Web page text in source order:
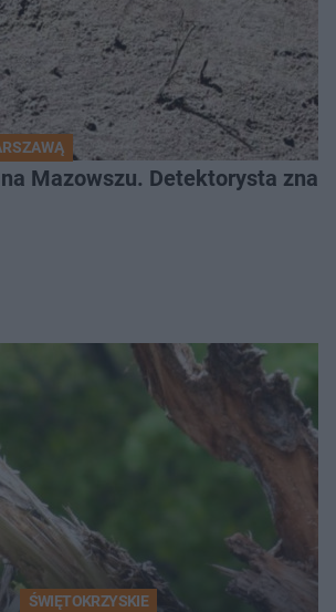
Mazowszu. Detektorysta
ŚWIĘTOKRZYSKIE